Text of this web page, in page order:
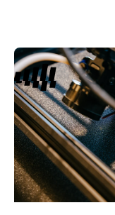
Podologie
Tarieven
Over ons